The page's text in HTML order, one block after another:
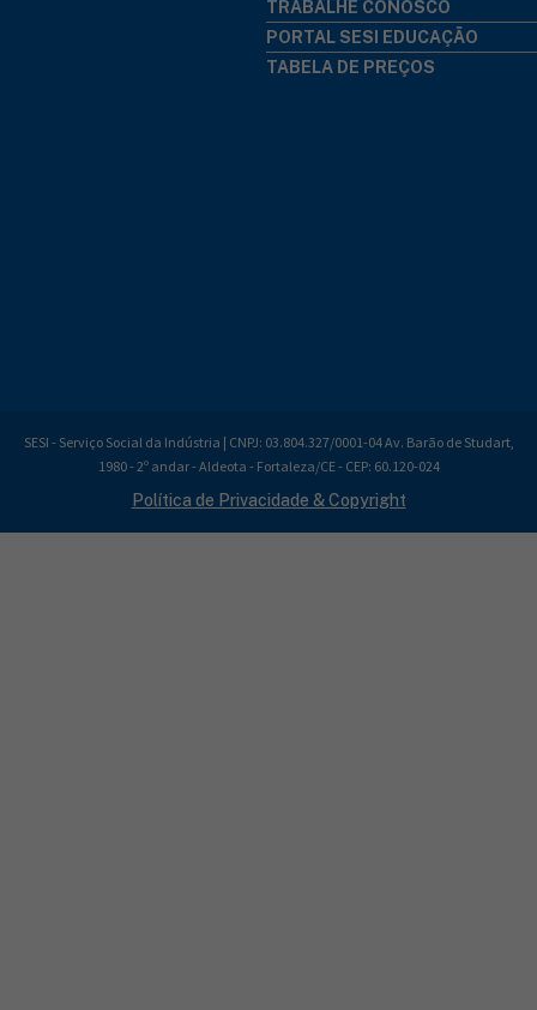
TRABALHE CONOSCO
PORTAL SESI EDUCAÇÃO
TABELA DE PREÇOS
SESI - Serviço Social da Indústria | CNPJ: 03.804.327/0001-04 Av. Barão de Studart,
1980 - 2º andar - Aldeota - Fortaleza/CE - CEP: 60.120-024
Política de Privacidade & Copyright